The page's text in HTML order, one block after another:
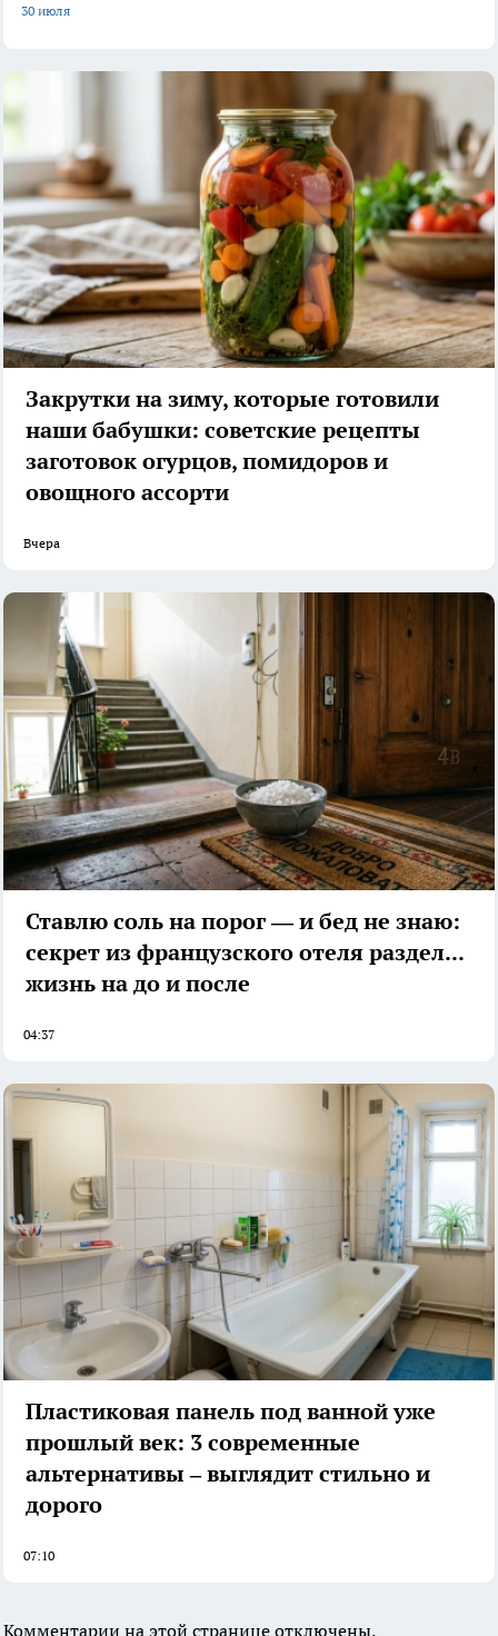
30 июля
Закрутки на зиму, которые готовили
наши бабушки: советские рецепты
заготовок огурцов, помидоров и
овощного ассорти
Вчера
Ставлю соль на порог — и бед не знаю:
секрет из французского отеля разделил
жизнь на до и после
04:37
Пластиковая панель под ванной уже
прошлый век: 3 современные
альтернативы – выглядит стильно и
дорого
07:10
Комментарии на этой странице отключены.